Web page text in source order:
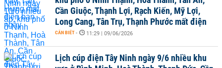
Cần Giuộc, Thạnh Lợi, Rạch Kiến, Mỹ Lợi,
Long Cang, Tân Trụ, Thạnh Phước mất điện
CẦN BIẾT - 11:29 | 09/06/2026
Lịch cúp điện Tây Ninh ngày 9/6 nhiều khu